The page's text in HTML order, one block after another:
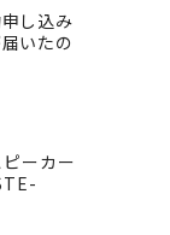
し込み
いたの
ーカー